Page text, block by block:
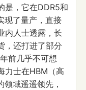
是，它在DDR5和
现了量产，直接
内人士透露，长
，还打进了部分
前几乎不可想
士在HBM（高
域遥遥领先，